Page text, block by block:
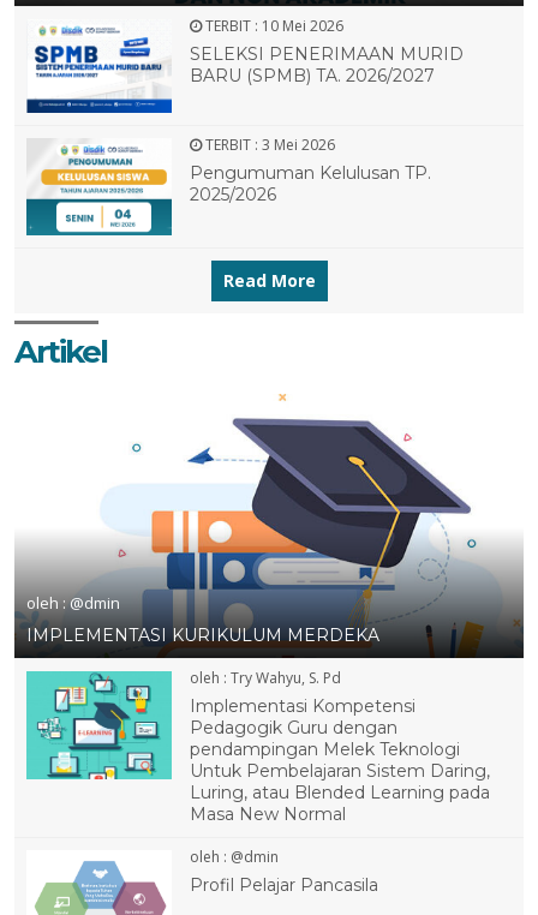
TERBIT : 10 Mei 2026
SELEKSI PENERIMAAN MURID
BARU (SPMB) TA. 2026/2027
TERBIT :3 Mei 2026
Pengumuman Kelulusan TP.
2025/2026
Read More
Artikel
oleh : @dmin
IMPLEMENTASI KURIKULUM MERDEKA
oleh : Try Wahyu, S. Pd
Implementasi Kompetensi
Pedagogik Guru dengan
pendampingan Melek Teknologi
Untuk Pembelajaran Sistem Daring,
Luring, atau Blended Learning pada
Masa New Normal
oleh : @dmin
Profil Pelajar Pancasila
3 MEI 2026
20 SEP 2023
17 OKT 2022
23 SEP 2022